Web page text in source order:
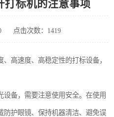
打标机的注意事项
点击次数：1419
高速度、高稳定性的打标设备，
设备，需要注意使用安全。在使用
防护眼镜、保持机器清洁、避免误
CO2打标机
大族激光光纤打标机
二氧化碳激光打标机